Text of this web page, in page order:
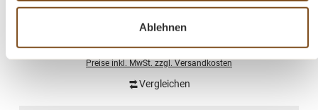
Ablehnen
Stuhl Campo 180° Drehbar Esszimmerstuhl
Metallfuß Teddyfell
Verkaufspreis:
169,00 € Regulärer Preis:
219,00 € (23% gespart)
Preise inkl. MwSt. zzgl. Versandkosten
Vergleichen